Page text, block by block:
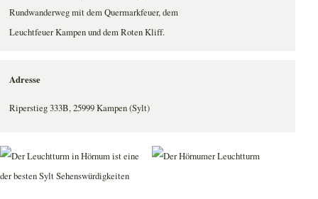
Rundwanderweg mit dem Quermarkfeuer, dem
Leuchtfeuer Kampen und dem Roten Kliff.
Adresse
Riperstieg 333B, 25999 Kampen (Sylt)